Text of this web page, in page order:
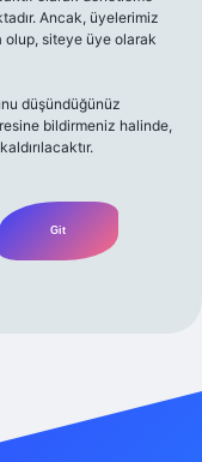
Ancak, üyelerimiz
olup, siteye üye olarak
düşündüğünüz
bildirmeniz halinde,